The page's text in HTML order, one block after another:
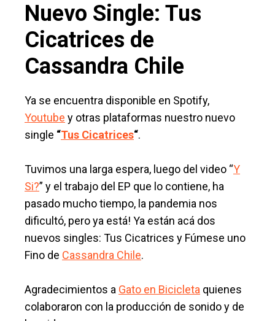
Nuevo Single: Tus
Cicatrices de
Cassandra Chile
Ya se encuentra disponible en Spotify,
Youtube y otras plataformas nuestro nuevo
single “Tus Cicatrices“.
Tuvimos una larga espera, luego del video “Y
Si?” y el trabajo del EP que lo contiene, ha
pasado mucho tiempo, la pandemia nos
dificultó, pero ya está! Ya están acá dos
nuevos singles: Tus Cicatrices y Fúmese uno
Fino de Cassandra Chile.
Agradecimientos a Gato en Bicicleta quienes
colaboraron con la producción de sonido y de